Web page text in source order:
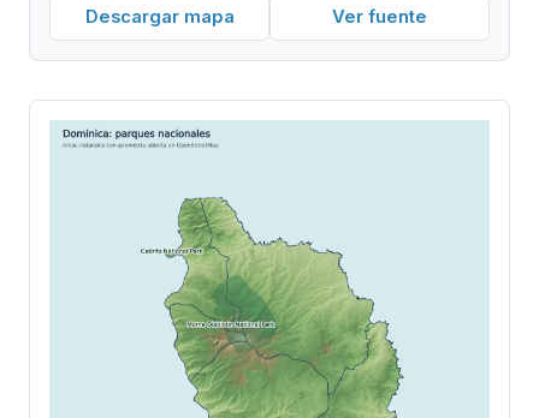
Descargar mapa Ver fuente